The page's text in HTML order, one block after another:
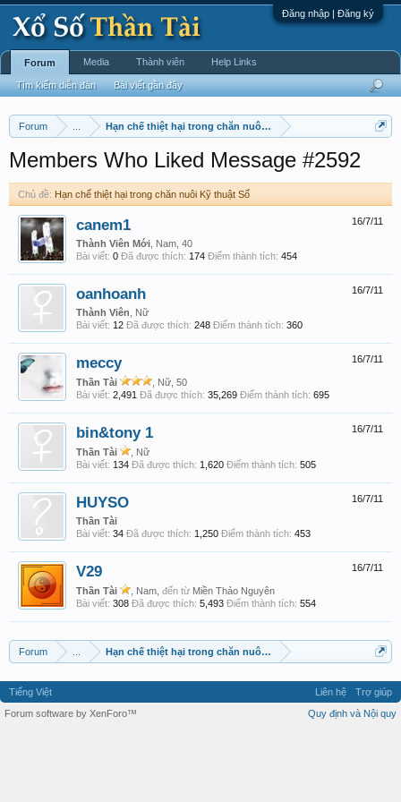
Đăng nhập | Đăng ký
Forum Hạn chế thiệt hại trong chăn nuôi Kỹ thuật Số
Members Who Liked Message #2592
Chủ đề: Hạn chế thiệt hại trong chăn nuôi Kỹ thuật Số
16/7/11
canem1
Thành Viên Mới , Nam, 40
Bài viết: 0 Đã được thích: 174 Điểm thành tích: 454
16/7/11
oanhoanh
Thành Viên , Nữ
Bài viết: 12 Đã được thích: 248 Điểm thành tích: 360
16/7/11
meccy
Thần Tài
, Nữ, 50
Bài viết: 2,491 Đã được thích: 35,269 Điểm thành tích: 695
16/7/11
bin&tony 1
Thần Tài
, Nữ
Bài viết: 134 Đã được thích: 1,620 Điểm thành tích: 505
16/7/11
HUYSO
Thần Tài
Bài viết: 34 Đã được thích: 1,250 Điểm thành tích: 453
16/7/11
V29
Thần Tài , Nam, đến từ Miền Thảo Nguyên
Bài viết: 308 Đã được thích: 5,493 Điểm thành tích: 554
Forum Hạn chế thiệt hại trong chăn nuôi Kỹ thuật Số
Forum
Tìm kiếm diễn đàn Bài viết gần đây
Media Thành viên Help Links
Tiếng Việt Liên hệ
Trợ giúp
Quy định và Nội quy
Forum software by XenForo™